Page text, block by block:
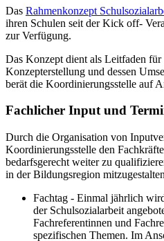
Das Rahmenkonzept
ihren Schulen seit der Kick off-
zur Verfügung.
Das Konzept dient als Leitfaden für
Konzepterstellung und dessen
berät die Koordinierungsstelle auf
Fachlicher Input und
Durch die Organisation von
Koordinierungsstelle den
bedarfsgerecht weiter zu
in der Bildungsregion
Fachtag - Einmal jährlich
der Schulsozialarbeit
Fachreferentinnen und
spezifischen Themen. Im